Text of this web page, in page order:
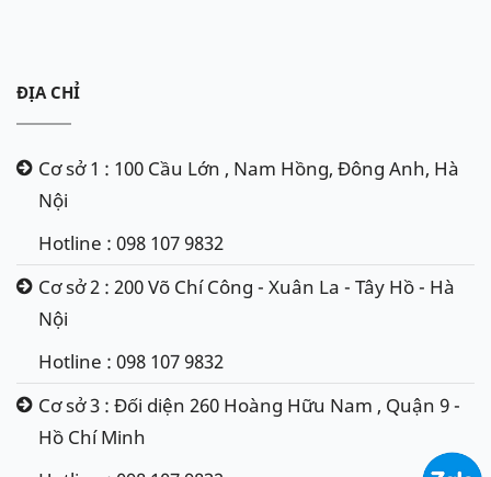
ĐỊA CHỈ
Cơ sở 1 : 100 Cầu Lớn , Nam Hồng, Đông Anh, Hà
Nội
Hotline : 098 107 9832
Cơ sở 2 : 200 Võ Chí Công - Xuân La - Tây Hồ - Hà
Nội
Hotline : 098 107 9832
Cơ sở 3 : Đối diện 260 Hoàng Hữu Nam , Quận 9 -
Hồ Chí Minh